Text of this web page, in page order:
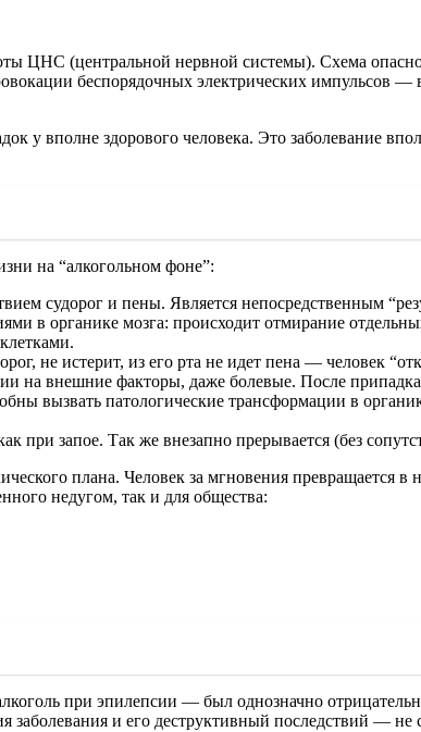
ЦНС (центральной нервной системы). Схема
беспорядочных электрических импульсов —
у вполне здорового человека. Это заболевание
на “алкогольном фоне”:
судорог и пены. Является непосредственным
в органике мозга: происходит отмирание
не истерит, из его рта не идет пена — человек
на внешние факторы, даже болевые. После
вызвать патологические трансформации в
при запое. Так же внезапно прерывается (без
плана. Человек за мгновения превращается в
недугом, так и для общества:
при эпилепсии — был однозначно
заболевания и его деструктивный последствий — не